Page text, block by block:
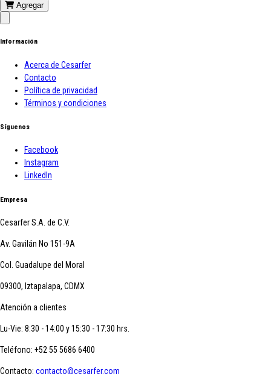
Agregar
Información
Acerca de Cesarfer
Contacto
Política de privacidad
Términos y condiciones
Síguenos
Facebook
Instagram
LinkedIn
Empresa
Cesarfer S.A. de C.V.
Av. Gavilán No 151-9A
Col. Guadalupe del Moral
09300, Iztapalapa, CDMX
Atención a clientes
Lu-Vie: 8:30 - 14:00 y 15:30 - 17:30 hrs.
Teléfono: +52 55 5686 6400
Contacto: contacto@cesarfer.com